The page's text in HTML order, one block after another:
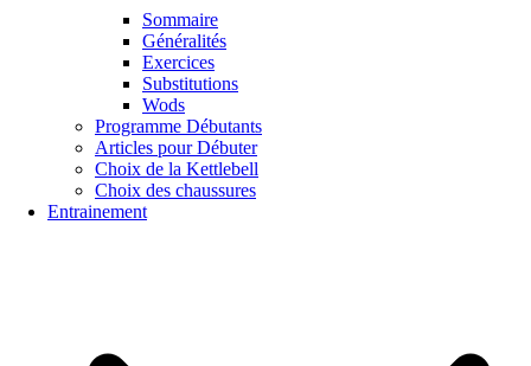
Sommaire
Généralités
Exercices
Substitutions
Wods
Programme Débutants
Articles pour Débuter
Choix de la Kettlebell
Choix des chaussures
Entrainement